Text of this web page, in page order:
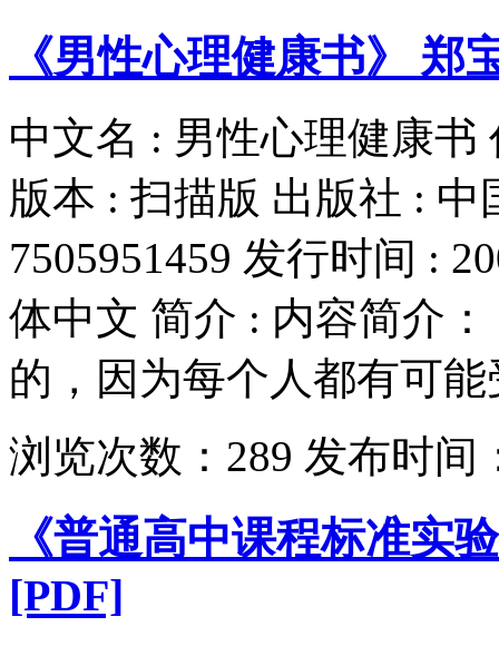
《男性心理健康书》 郑
中文名 : 男性心理健康书
版本 : 扫描版 出版社 :
7505951459 发行时间 :
体中文 简介 : 内容简介
的，因为每个人都有可
浏览次数： 289 发布时间
《普通高中课程标准实
[PDF]